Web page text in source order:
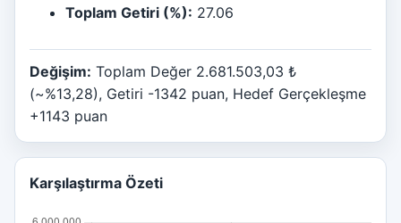
Toplam Getiri (%): 27.06
Değişim: Toplam Değer 2.681.503,03 ₺
(~%13,28), Getiri -1342 puan, Hedef Gerçekleşme
+1143 puan
Karşılaştırma Özeti